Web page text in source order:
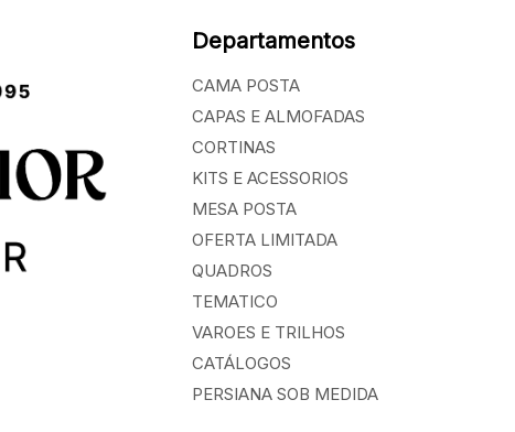
Departamentos
CAMA POSTA
CAPAS E ALMOFADAS
CORTINAS
KITS E ACESSORIOS
MESA POSTA
OFERTA LIMITADA
QUADROS
TEMATICO
VAROES E TRILHOS
CATÁLOGOS
PERSIANA SOB MEDIDA